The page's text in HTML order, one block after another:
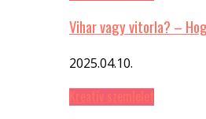
Vihar vagy vitorla? –
2025.04.10.